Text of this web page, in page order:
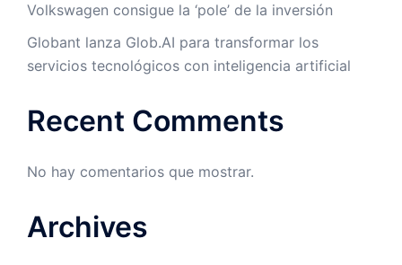
Volkswagen consigue la ‘pole’ de la inversión
Globant lanza Glob.AI para transformar los
servicios tecnológicos con inteligencia artificial
Recent Comments
No hay comentarios que mostrar.
Archives